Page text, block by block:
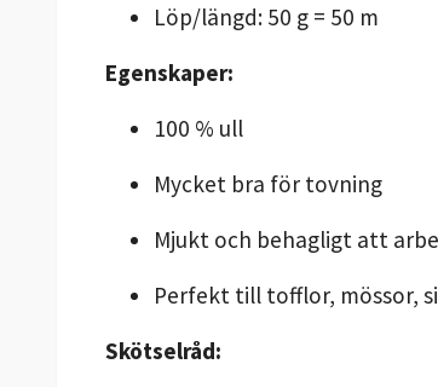
Löp/längd: 50 g = 50 m
Egenskaper:
100 % ull
Mycket bra för tovning
Mjukt och behagligt att
Perfekt till tofflor, mössor,
Skötselråd: